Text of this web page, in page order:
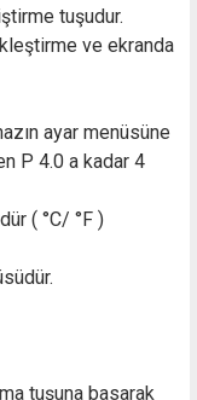
tuşudur.
ve ekranda
ayar menüsüne
P 4.0 a kadar 4
( °C/ °F )
tuşuna basarak